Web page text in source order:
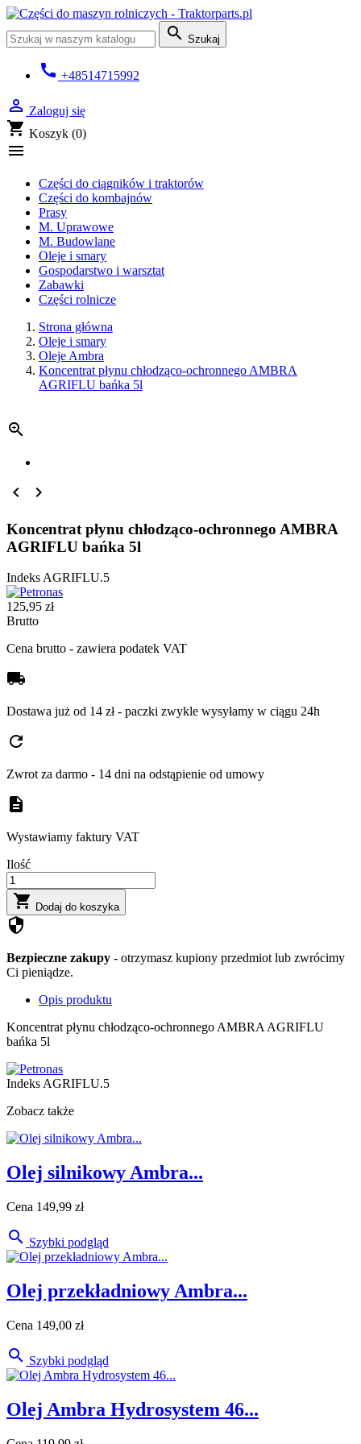
 Szukaj
call +48514715992
 Zaloguj się
shopping_cart Koszyk (0)

Części do ciągników i traktorów
Części do kombajnów
Prasy
M. Uprawowe
M. Budowlane
Oleje i smary
Gospodarstwo i warsztat
Zabawki
Części rolnicze
Strona główna
Oleje i smary
Oleje Ambra
Koncentrat płynu chłodząco-ochronnego AMBRA
AGRIFLU bańka 5l

 
Koncentrat płynu chłodząco-ochronnego AMBRA
AGRIFLU bańka 5l
IndeksAGRIFLU.5
125,95 zł
Brutto
Cena brutto - zawiera podatek VAT
local_shipping
Dostawa już od 14 zł - paczki zwykle wysyłamy w ciągu 24h
refresh
Zwrot za darmo - 14 dni na odstąpienie od umowy
description
Wystawiamy faktury VAT
Ilość
 Dodaj do koszyka
security
Bezpieczne zakupy - otrzymasz kupiony przedmiot lub zwrócimy
Ci pieniądze.
Opis produktu
Koncentrat płynu chłodząco-ochronnego AMBRA AGRIFLU
bańka 5l
IndeksAGRIFLU.5
Zobacz także
Olej silnikowy Ambra...
Cena 149,99 zł
 Szybki podgląd
Olej przekładniowy Ambra...
Cena 149,00 zł
 Szybki podgląd
Olej Ambra Hydrosystem 46...